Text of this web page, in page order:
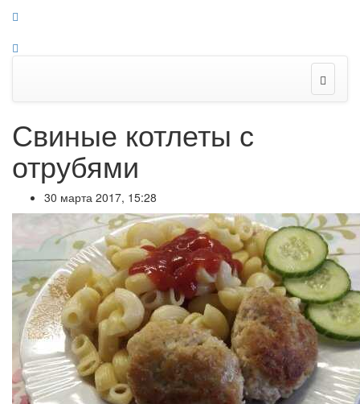
Свиные котлеты с
отрубями
30 марта 2017, 15:28